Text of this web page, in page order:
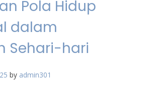
Pola Hidup
dalam
Sehari-hari
by admin301